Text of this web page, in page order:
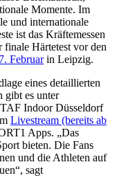
Momente. Im
und internationale
ist das Kräftemessen
Härtetest vor den
Februarin Leipzig.
eines detaillierten
gibt es unter
Indoor Düsseldorf
Livestream (bereits ab
Apps. „Das
bieten. Die Fans
und die Athleten auf
sagt